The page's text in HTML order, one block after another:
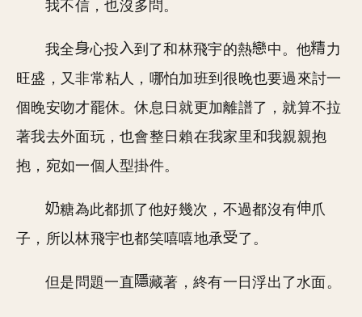
我不信，也沒多問。
我全 心投 到了和林飛宇的熱 中。他
力
旺盛，又非常粘人，哪怕加班到很晚也要過來討一
個晚安吻才罷休。休息日就更加離譜了，就算不拉
著我去外面玩，也會整日賴在我家里和我親親抱
抱，宛如一個人型掛件。
糖為此都抓了他好幾次，不過都沒有
爪
子，所以林飛宇也都笑嘻嘻地承
了。
但是問題一直 藏著，終有一日浮出了水面。